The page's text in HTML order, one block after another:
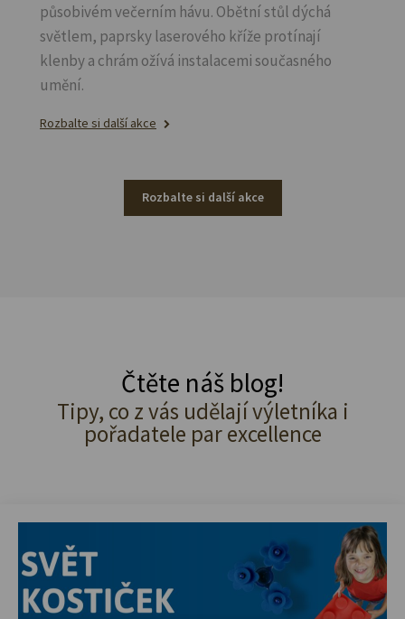
působivém večerním hávu. Obětní stůl dýchá
světlem, paprsky laserového kříže protínají
klenby a chrám ožívá instalacemi současného
umění.
Rozbalte si další akce
Rozbalte si další akce
Čtěte náš blog!
Tipy, co z vás udělají výletníka i
pořadatele par excellence